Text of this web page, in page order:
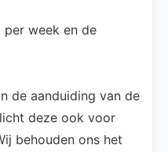
week en de
de aanduiding van de
deze ook voor
behouden ons het